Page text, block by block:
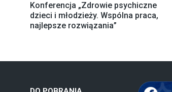
Konferencja „Zdrowie psychiczne
dzieci i młodzieży. Wspólna praca,
najlepsze rozwiązania”